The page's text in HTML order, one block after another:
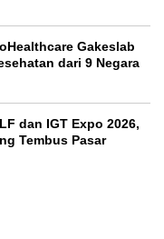
Gakeslab
dari 9 Negara
dan IGT Expo 2026,
Tembus Pasar